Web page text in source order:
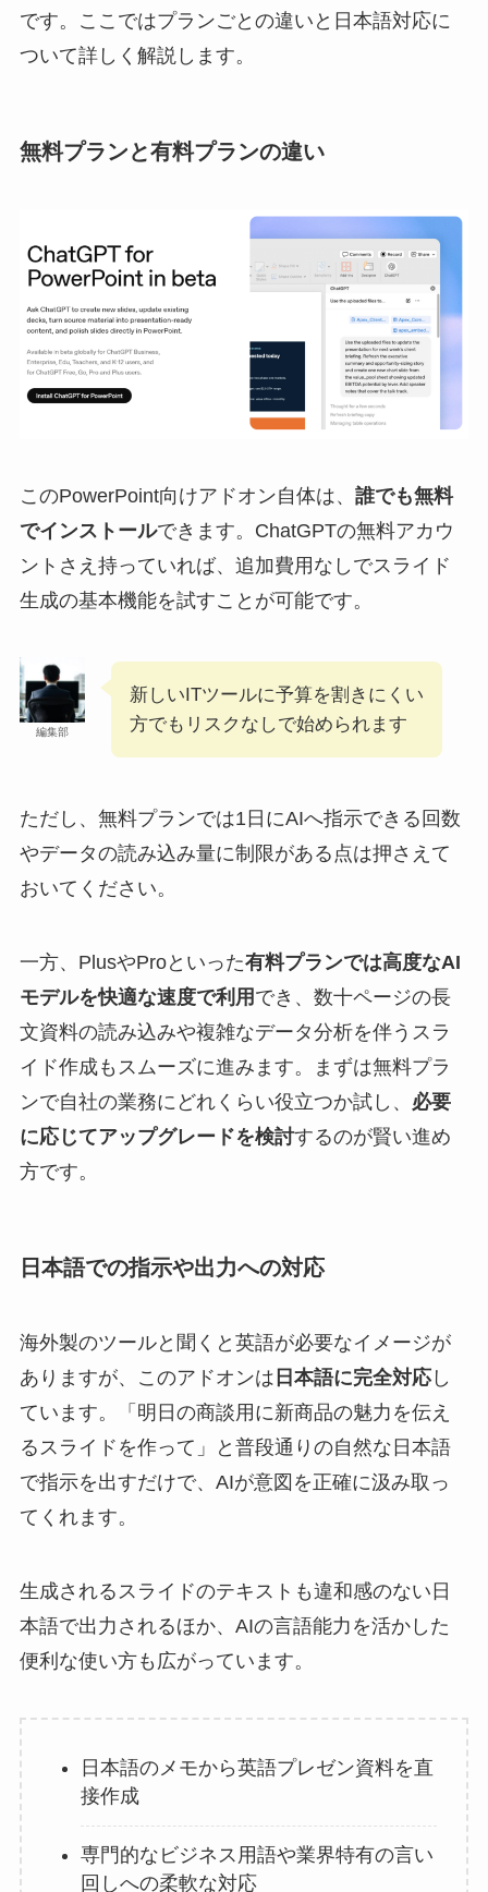
です。ここではプランごとの違いと日本語対応に
ついて詳しく解説します。
無料プランと有料プランの違い
このPowerPoint向けアドオン自体は、 誰でも無料
でインストールできます。ChatGPTの無料アカウ
ントさえ持っていれば、追加費用なしでスライド
生成の基本機能を試すことが可能です。
編集部
新しいITツールに予算を割きにくい
方でもリスクなしで始められます
ただし、無料プランでは1日にAIへ指示できる回数
やデータの読み込み量に制限がある点は押さえて
おいてください。
一方、PlusやProといった有料プランでは高度なAI
モデルを快適な速度で利用 でき、数十ページの長
文資料の読み込みや複雑なデータ分析を伴うスラ
イド作成もスムーズに進みます。まずは無料プラ
ンで自社の業務にどれくらい役立つか試し、 必要
に応じてアップグレードを検討するのが賢い進め
方です。
日本語での指示や出力への対応
海外製のツールと聞くと英語が必要なイメージが
ありますが、このアドオンは 日本語に完全対応し
ています。「明日の商談用に新商品の魅力を伝え
るスライドを作って」と普段通りの自然な日本語
で指示を出すだけで、AIが意図を正確に汲み取っ
てくれます。
生成されるスライドのテキストも違和感のない日
本語で出力されるほか、AIの言語能力を活かした
便利な使い方も広がっています。
日本語のメモから英語プレゼン資料を直
接作成
専門的なビジネス用語や業界特有の言い
回しへの柔軟な対応